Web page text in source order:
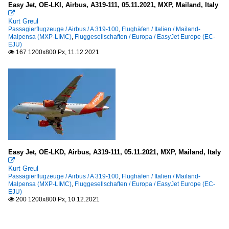
Easy Jet, OE-LKI, Airbus, A319-111, 05.11.2021, MXP, Mailand, Italy

Kurt Greul
Passagierflugzeuge / Airbus / A 319-100 Flughäfen / Italien / Mailand-
Malpensa (MXP-LIMC) Fluggesellschaften / Europa / EasyJet Europe (EC-
EJU)
 167 1200x800 Px, 11.12.2021
Easy Jet, OE-LKD, Airbus, A319-111, 05.11.2021, MXP, Mailand, Italy

Kurt Greul
Passagierflugzeuge / Airbus / A 319-100 Flughäfen / Italien / Mailand-
Malpensa (MXP-LIMC) Fluggesellschaften / Europa / EasyJet Europe (EC-
EJU)
 200 1200x800 Px, 10.12.2021